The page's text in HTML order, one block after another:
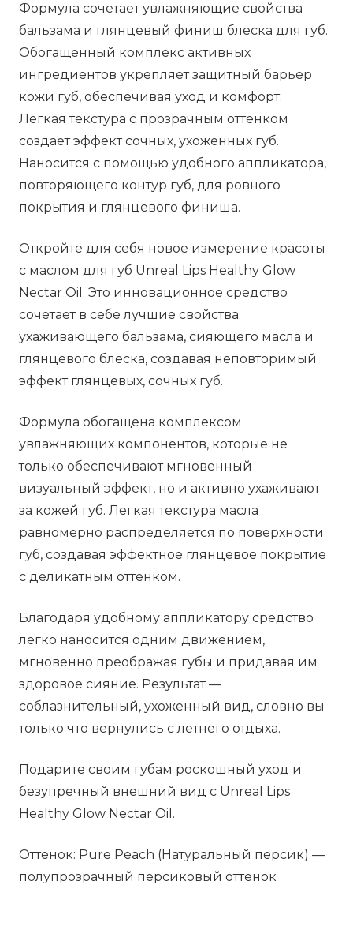
-
Pure
Peach,
14
мл
Формула сочетает увлажняющие свойства
бальзама и глянцевый финиш блеска для губ.
Обогащенный комплекс активных
ингредиентов укрепляет защитный барьер
кожи губ, обеспечивая уход и комфорт.
Легкая текстура с прозрачным оттенком
создает эффект сочных, ухоженных губ.
Наносится с помощью удобного аппликатора,
повторяющего контур губ, для ровного
покрытия и глянцевого финиша.
Откройте для себя новое измерение красоты
с маслом для губ Unreal Lips Healthy Glow
Nectar Oil. Это инновационное средство
сочетает в себе лучшие свойства
ухаживающего бальзама, сияющего масла и
глянцевого блеска, создавая неповторимый
эффект глянцевых, сочных губ.
Формула обогащена комплексом
увлажняющих компонентов, которые не
только обеспечивают мгновенный
визуальный эффект, но и активно ухаживают
за кожей губ. Легкая текстура масла
равномерно распределяется по поверхности
губ, создавая эффектное глянцевое покрытие
с деликатным оттенком.
Благодаря удобному аппликатору средство
легко наносится одним движением,
мгновенно преображая губы и придавая им
здоровое сияние. Результат —
соблазнительный, ухоженный вид, словно вы
только что вернулись с летнего отдыха.
Подарите своим губам роскошный уход и
безупречный внешний вид с Unreal Lips
Healthy Glow Nectar Oil.
Оттенок: Pure Peach (Натуральный персик) —
полупрозрачный персиковый оттенок